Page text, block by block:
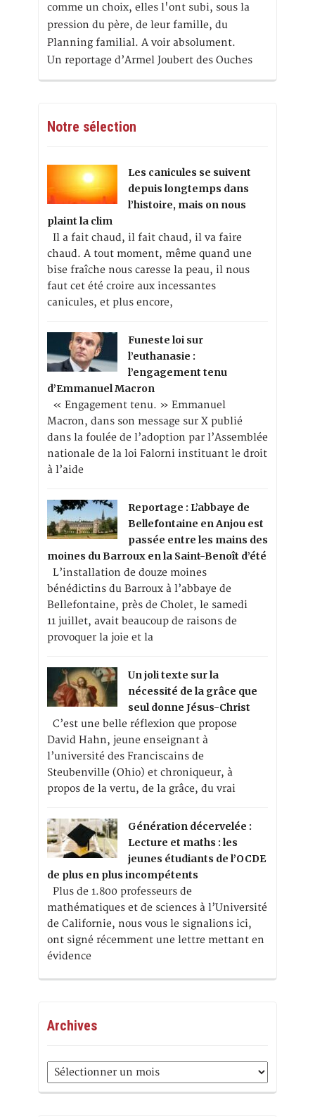
comme un choix, elles l'ont subi, sous la
pression du père, de leur famille, du
Planning familial. A voir absolument.
Un reportage d’Armel Joubert des Ouches
Notre sélection
Les canicules se suivent
depuis longtemps dans
l’histoire, mais on nous
plaint la clim
Il a fait chaud, il fait chaud, il va faire
chaud. A tout moment, même quand une
bise fraîche nous caresse la peau, il nous
faut cet été croire aux incessantes
canicules, et plus encore,
Funeste loi sur
l’euthanasie :
l’engagement tenu
d’Emmanuel Macron
« Engagement tenu. » Emmanuel
Macron, dans son message sur X publié
dans la foulée de l’adoption par l’Assemblée
nationale de la loi Falorni instituant le droit
à l’aide
Reportage : L’abbaye de
Bellefontaine en Anjou est
passée entre les mains des
moines du Barroux en la Saint-Benoît d’été
L’installation de douze moines
bénédictins du Barroux à l’abbaye de
Bellefontaine, près de Cholet, le samedi
11 juillet, avait beaucoup de raisons de
provoquer la joie et la
Un joli texte sur la
nécessité de la grâce que
seul donne Jésus-Christ
C’est une belle réflexion que propose
David Hahn, jeune enseignant à
l’université des Franciscains de
Steubenville (Ohio) et chroniqueur, à
propos de la vertu, de la grâce, du vrai
Génération décervelée :
Lecture et maths : les
jeunes étudiants de l’OCDE
de plus en plus incompétents
Plus de 1.800 professeurs de
mathématiques et de sciences à l’Université
de Californie, nous vous le signalions ici,
ont signé récemment une lettre mettant en
évidence
Archives
Archives